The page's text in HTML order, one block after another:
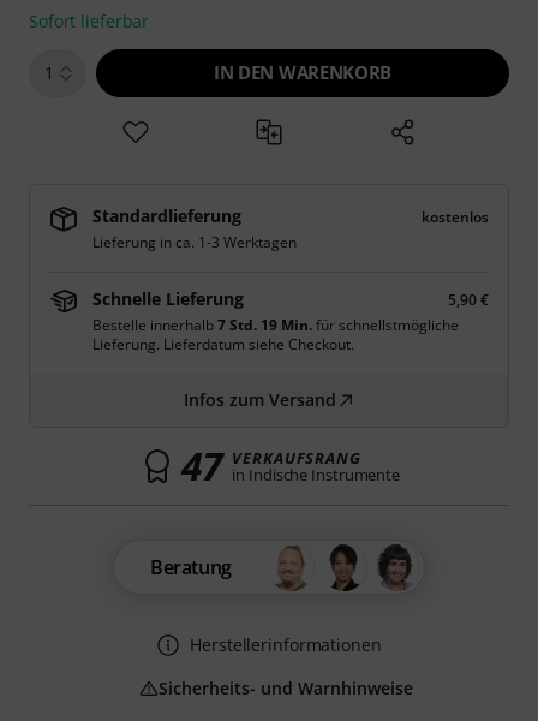
Sofort lieferbar
1 IN DEN WARENKORB
Standardlieferung
kostenlos
Lieferung in ca. 1-3 Werktagen
Schnelle Lieferung
5,90 €
Bestelle innerhalb7 Std. 19 Min.für schnellstmögliche
Lieferung. Lieferdatum siehe Checkout.
Infos zum Versand
47 VERKAUFSRANG
in Indische Instrumente
Beratung
Herstellerinformationen
Sicherheits- und Warnhinweise